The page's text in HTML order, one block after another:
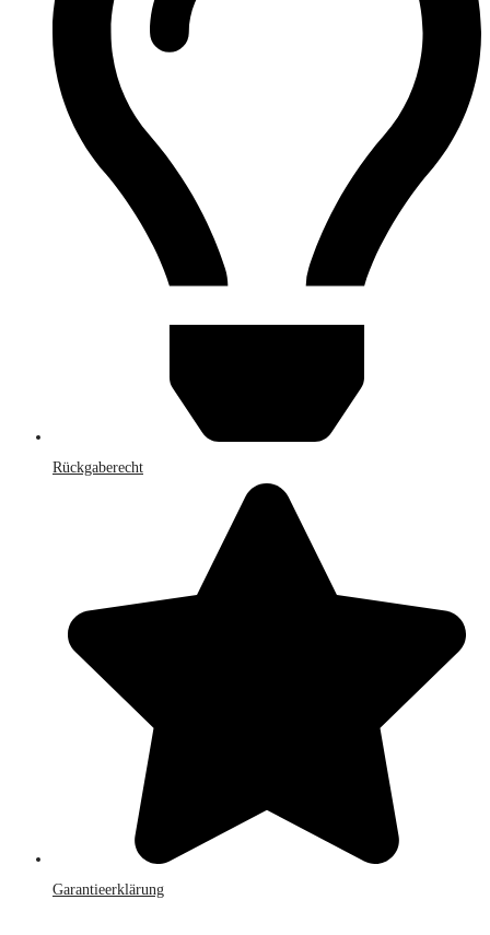
Rückgaberecht
Garantieerklärung